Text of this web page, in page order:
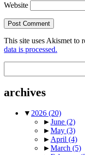
Website
This site uses Akismet to
data is processed.
archives
▼ 2026 (20)
►June (2)
►May (3)
► April (4)
►March (5)